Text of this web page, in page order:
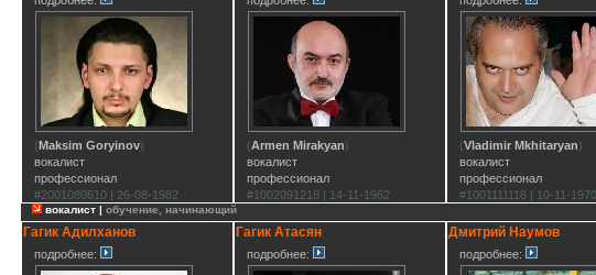
(Maksim Goryinov)
вокалист
профессионал
#2001080610 | 26-08-1982
(Armen Mirakyan)
вокалист
профессионал
#1002091218 | 14-11-1962
(Vladimir Mkhitaryan)
вокалист
профессионал
#1001111118 | 10-11-1970
вокалист | обучение, начинающий
Гагик Адилханов
подробнее:
Гагик Атасян
подробнее:
Дмитрий Наумов
подробнее: